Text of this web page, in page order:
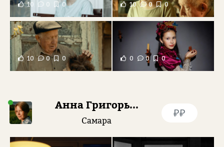
10 0 0 10 0 0
10 0 0 0 0 0
Анна Григорьева
Самара
₽₽